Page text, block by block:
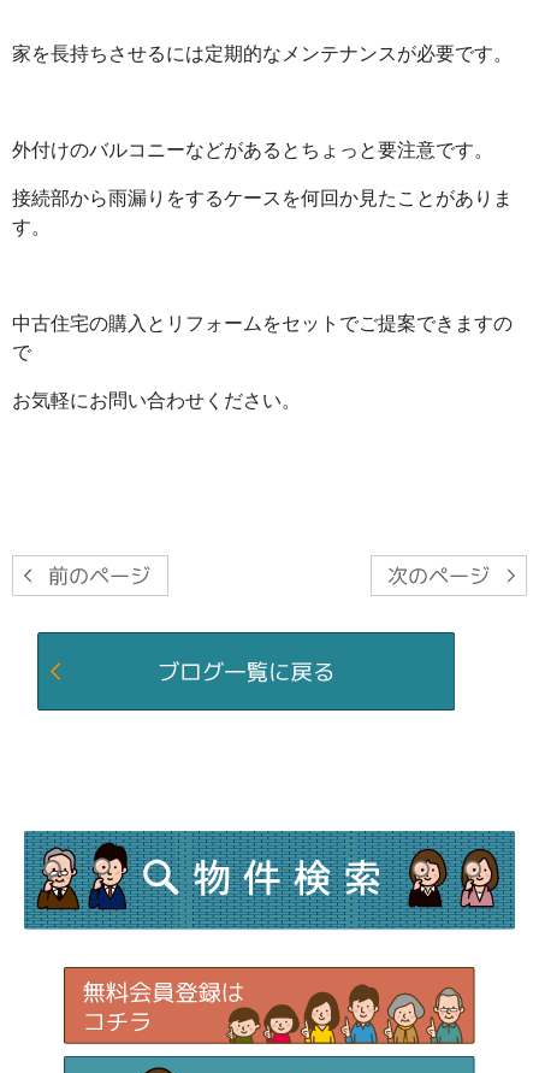
家を長持ちさせるには定期的なメンテナンスが必要です。
外付けのバルコニーなどがあるとちょっと要注意です。
接続部から雨漏りをするケースを何回か見たことがありま
す。
中古住宅の購入とリフォームをセットでご提案できますの
で
お気軽にお問い合わせください。